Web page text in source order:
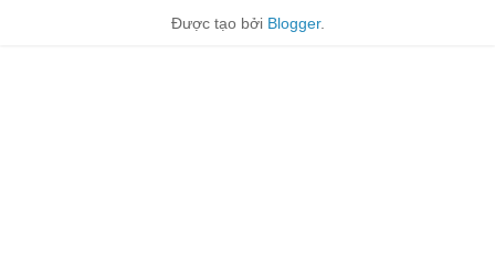
Được tạo bởi Blogger.